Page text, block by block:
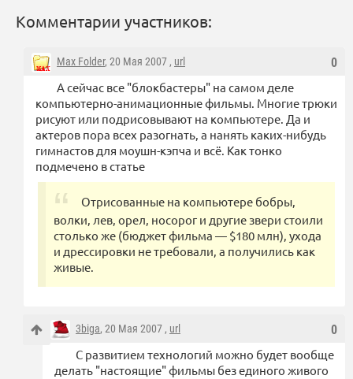
Комментарии участников:
0
Max Folder, 20 Мая 2007 , url
А сейчас все "блокбастеры" на самом деле
компьютерно-анимационные фильмы. Многие трюки
рисуют или подрисовывают на компьютере. Да и
актеров пора всех разогнать, а нанять каких-нибудь
гимнастов для моушн-кэпча и всё. Как тонко
подмечено в статье
Отрисованные на компьютере бобры,
волки, лев, орел, носорог и другие звери стоили
столько же (бюджет фильма — $180 млн), ухода
и дрессировки не требовали, а получились как
живые.
0
3biga, 20 Мая 2007 , url
С развитием технологий можно будет вообще
делать "настоящие" фильмы без единого живого